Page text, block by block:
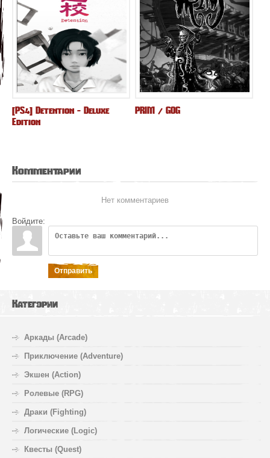
[PS4] Detention - Deluxe
Edition
PRIM / GOG
Комментарии
Нет комментариев
Войдите:
Отправить
Категории
Аркады (Arcade)
Приключение (Adventure)
Экшен (Action)
Ролевые (RPG)
Драки (Fighting)
Логические (Logic)
Квесты (Quest)